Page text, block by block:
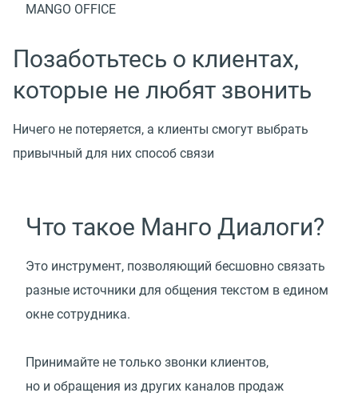
MANGO OFFICE
Позаботьтесь о клиентах,
которые не любят звонить
Ничего не потеряется, а клиенты смогут выбрать
привычный для них способ связи
Что такое Манго Диалоги?
Это инструмент, позволяющий бесшовно связать
разные источники для общения текстом в едином
окне сотрудника.
Принимайте не только звонки клиентов,
но и обращения из других каналов продаж